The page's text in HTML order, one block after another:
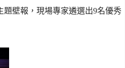
壁報，現場專家遴選出9名優秀